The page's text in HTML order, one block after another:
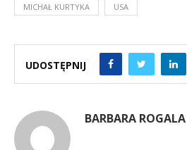
MICHAŁ KURTYKA USA
UDOSTĘPNIJ
BARBARA ROGALA